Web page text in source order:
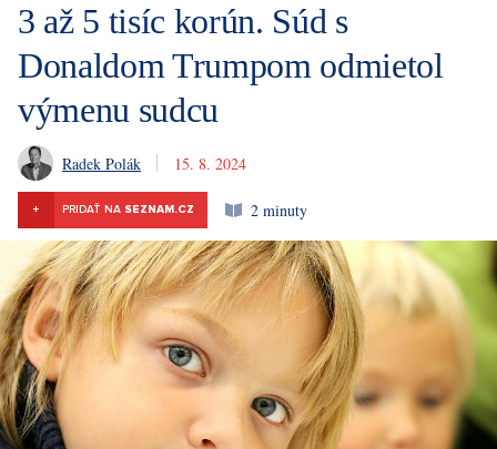
3 až 5 tisíc korún. Súd s
Donaldom Trumpom odmietol
výmenu sudcu
Radek Polák 15. 8. 2024
+ PRIDAŤ NA SEZNAM.CZ 2 minuty